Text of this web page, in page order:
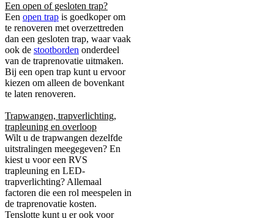
Een open of gesloten trap?
Een open trap is goedkoper om
te renoveren met overzettreden
dan een gesloten trap, waar vaak
ook de stootborden onderdeel
van de traprenovatie uitmaken.
Bij een open trap kunt u ervoor
kiezen om alleen de bovenkant
te laten renoveren.
Trapwangen, trapverlichting,
trapleuning en overloop
Wilt u de trapwangen dezelfde
uitstralingen meegegeven? En
kiest u voor een RVS
trapleuning en LED-
trapverlichting? Allemaal
factoren die een rol meespelen in
de traprenovatie kosten.
Tenslotte kunt u er ook voor